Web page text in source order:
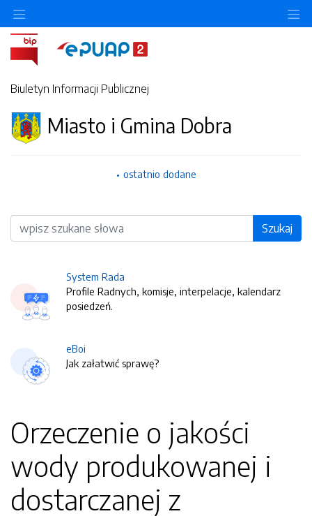
Biuletyn Informacji Publicznej
Miasto i Gmina Dobra
ostatnio dodane
Wyszukiwarka Szukaj
System Rada
Profile Radnych, komisje, interpelacje, kalendarz
posiedzeń.
eBoi
Jak załatwić sprawę?
Orzeczenie o jakości
wody produkowanej i
dostarczanej z